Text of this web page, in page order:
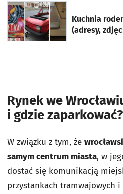
Kuchnia
(adresy,
otworzy się w nowej karcie
Rynek we
i gdzie zaparkować?
W związku z tym, że
samym centrum miasta, w
dostać się komunikacją
przystankach tramwajowych i